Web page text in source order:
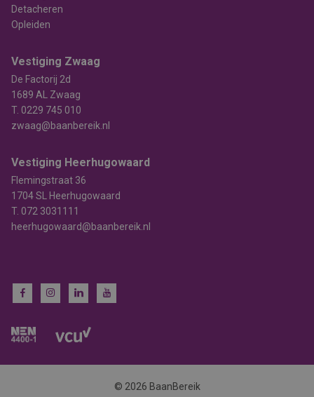
Detacheren
Opleiden
Vestiging Zwaag
De Factorij 2d
1689 AL Zwaag
T. 0229 745 010
zwaag@baanbereik.nl
Vestiging Heerhugowaard
Flemingstraat 36
1704 SL Heerhugowaard
T. 072 3031111
heerhugowaard@baanbereik.nl
© 2026 BaanBereik